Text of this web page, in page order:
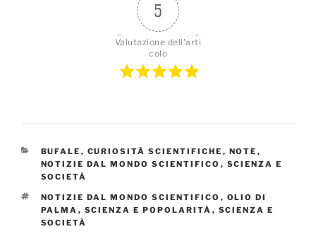
5
Valutazione dell'arti
colo
CATEGORIE
BUFALE , CURIOSITÀ SCIENTIFICHE , NOTE ,
NOTIZIE DAL MONDO SCIENTIFICO , SCIENZA E
SOCIETÀ
TAG
NOTIZIE DAL MONDO SCIENTIFICO , OLIO DI
PALMA , SCIENZA E POPOLARITÀ , SCIENZA E
SOCIETÀ